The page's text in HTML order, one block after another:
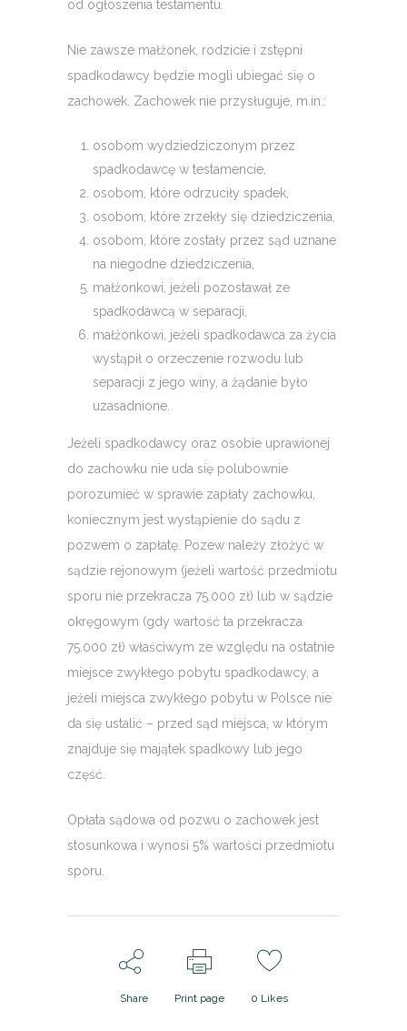
od ogłoszenia testamentu.
Nie zawsze małżonek, rodzicie i zstępni
spadkodawcy będzie mogli ubiegać się o
zachowek. Zachowek nie przysługuje, m.in.:
osobom wydziedziczonym przez
spadkodawcę w testamencie,
osobom, które odrzuciły spadek,
osobom, które zrzekły się dziedziczenia,
osobom, które zostały przez sąd uznane
na niegodne dziedziczenia,
małżonkowi, jeżeli pozostawał ze
spadkodawcą w separacji,
małżonkowi, jeżeli spadkodawca za życia
wystąpił o orzeczenie rozwodu lub
separacji z jego winy, a żądanie było
uzasadnione.
Jeżeli spadkodawcy oraz osobie uprawionej
do zachowku nie uda się polubownie
porozumieć w sprawie zapłaty zachowku,
koniecznym jest wystąpienie do sądu z
pozwem o zapłatę. Pozew należy złożyć w
sądzie rejonowym (jeżeli wartość przedmiotu
sporu nie przekracza 75.000 zł) lub w sądzie
okręgowym (gdy wartość ta przekracza
75.000 zł) właściwym ze względu na ostatnie
miejsce zwykłego pobytu spadkodawcy, a
jeżeli miejsca zwykłego pobytu w Polsce nie
da się ustalić – przed sąd miejsca, w którym
znajduje się majątek spadkowy lub jego
część.
Opłata sądowa od pozwu o zachowek jest
stosunkowa i wynosi 5% wartości przedmiotu
sporu.
Share Print page 0 Likes